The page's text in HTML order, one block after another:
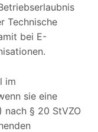
Technische
bei E-
im
sie eine
nach § 20 StVZO